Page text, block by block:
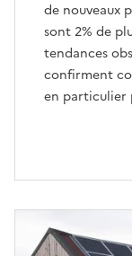
de nouveaux
sont 2% de
tendances
confirment
en particulier